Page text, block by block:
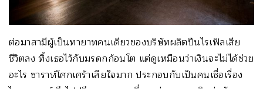
ต่อมาสามีผู้เป็นทายาทคนเดียวของบริษัทผลิตปืนไรเฟิลเสีย
ชีวิตลง ทิ้งเธอไว้กับมรดกก้อนโต แต่ดูเหมือนว่าเงินจะไม่ได้ช่วย
อะไร ซาราห์โศกเศร้าเสียใจมาก ประกอบกับเป็นคนเชื่อเรื่อง